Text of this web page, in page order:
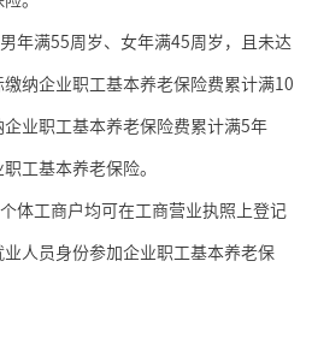
年满55周岁、女年满45周岁，且未达
纳企业职工基本养老保险费累计满10
业职工基本养老保险费累计满5年
工基本养老保险。
体工商户均可在工商营业执照上登记
人员身份参加企业职工基本养老保